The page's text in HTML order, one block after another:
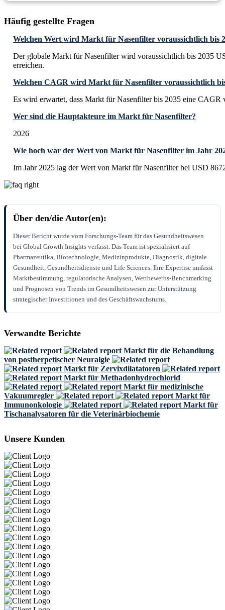
Häufig gestellte Fragen
Welchen Wert wird Markt für Nasenfilter voraussichtlich bis
Der globale Markt für Nasenfilter wird voraussichtlich bis 2035
erreichen.
Welchen CAGR wird Markt für Nasenfilter voraussichtlich
Es wird erwartet, dass Markt für Nasenfilter bis 2035 eine CAGR
Wer sind die Hauptakteure im Markt für Nasenfilter?
2026
Wie hoch war der Wert von Markt für Nasenfilter im Jahr
Im Jahr 2025 lag der Wert von Markt für Nasenfilter bei USD
Über den/die Autor(en):
Dieser Bericht wurde vom Forschungs-Team für das Gesundheitswesen
bei Global Growth Insights verfasst. Das Team ist spezialisiert auf
Pharmazeutika, Biotechnologie, Medizinprodukte, Diagnostik, digitale
Gesundheit, Gesundheitsdienste und Life Sciences. Ihre Expertise umfasst
Marktbestimmung, regulatorische Analysen, Wettbewerbs-Benchmarking
und Prognosen von Trends im Gesundheitswesen zur Unterstützung
strategischer Investitionen und des Geschäftswachstums.
Verwandte Berichte
Markt für die Behandlung
von postherpetischer Neuralgie
Markt für Zervixdilatatoren
Markt für Methadonhydrochlorid
Markt für medizinische
Vakuumregler
Markt für
Immunonkologie
Markt für
Tischanalysatoren für die Veterinärbiochemie
Unsere Kunden